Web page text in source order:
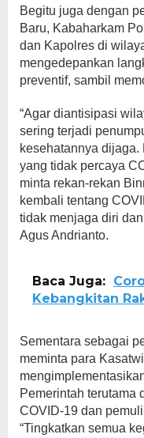
Begitu juga dengan
Baru, Kabaharkam
dan Kapolres di
mengedepankan
preventif, sambil
“Agar diantisipasi
sering terjadi
kesehatannya
yang tidak percaya
minta rekan-rekan
kembali tentang
tidak menjaga diri
Agus Andrianto.
Baca Juga:
Kebangkitan
Sementara sebagai
meminta para
Pemerintah terutama
COVID-19 dan
“Tingkatkan semua